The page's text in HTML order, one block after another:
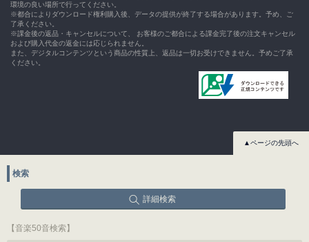
環境の良い場所で行ってください。
※都合によりダウンロード権利購入後、データの提供が終了する場合があります。予め、ご
了承ください。
※課金後の返品・キャンセルについて、 お客様のご都合による課金完了後の注文キャンセル
および購入代金の返金には応じられません。
また、デジタルコンテンツという商品の性質上、返品は一切お受けできません。予めご了承
ください。
▲ページの先頭へ
検索
詳細検索
【音楽50音検索】